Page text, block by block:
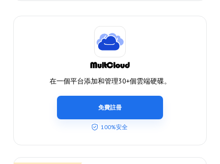
在一個平台添加和管理30+個雲端硬碟。
免費註冊
100%安全